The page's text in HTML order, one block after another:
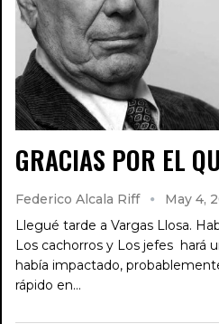
GRACIAS POR EL
Federico Alcala Riff
May 4,
Llegué tarde a Vargas Llosa.
Los cachorros y Los jefes hará
había impactado,
rápido en…